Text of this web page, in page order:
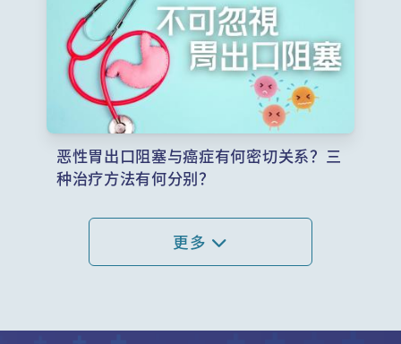
恶性胃出口阻塞与癌症有何密切关系？三
种治疗方法有何分别？
更多